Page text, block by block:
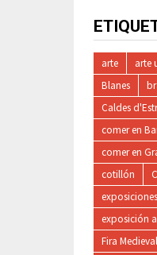
arte arte
Blanes
Caldes
comer en
comer en
cotillón
exposición
Fira Medieval